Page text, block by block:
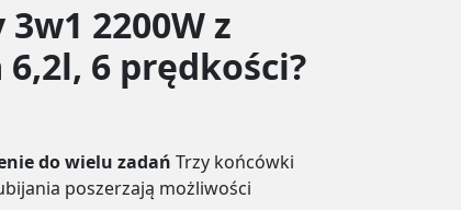
2200W z
6 prędkości?
do wielu zadań Trzy końcówki
poszerzają możliwości